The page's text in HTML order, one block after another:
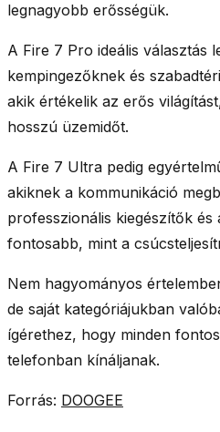
legnagyobb erősségük.
A Fire 7 Pro ideális választás
kempingezőknek és
akik értékelik az erős
hosszú üzemidőt.
A Fire 7 Ultra pedig
akiknek a kommunikáció
professzionális kiegészítők
fontosabb, mint a
Nem hagyományos
de saját kategóriájukban
ígérethez, hogy minden
telefonban kínáljanak.
Forrás: DOOGEE